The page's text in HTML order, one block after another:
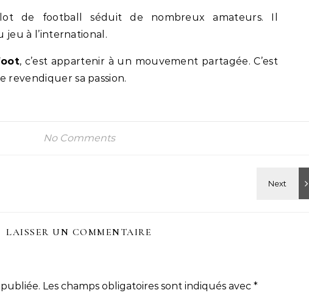
de football séduit de nombreux amateurs. Il
jeu à l’international.
, c’est appartenir à un mouvement partagée. C’est
revendiquer sa passion.
No Comments
LAISSER UN COMMENTAIRE
Les champs obligatoires sont indiqués avec *